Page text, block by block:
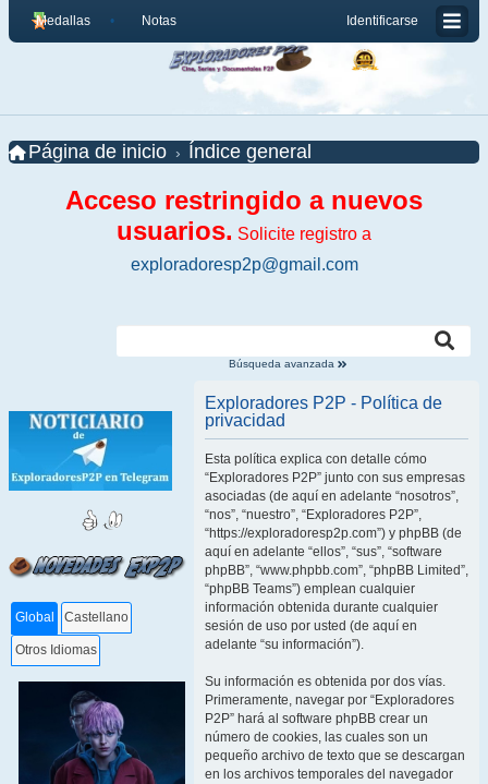
Identificarse
Medallas Notas
Página de inicio Índice general
Acceso restringido a nuevos
usuarios. Solicite registro a
exploradoresp2p@gmail.com
Búsqueda avanzada
Global Castellano
Otros Idiomas
Exploradores P2P - Política de
privacidad
Esta política explica con detalle cómo
“Exploradores P2P” junto con sus empresas
asociadas (de aquí en adelante “nosotros”,
“nos”, “nuestro”, “Exploradores P2P”,
“https://exploradoresp2p.com”) y phpBB (de
aquí en adelante “ellos”, “sus”, “software
phpBB”, “www.phpbb.com”, “phpBB Limited”,
“phpBB Teams”) emplean cualquier
información obtenida durante cualquier
sesión de uso por usted (de aquí en
adelante “su información”).
Su información es obtenida por dos vías.
Primeramente, navegar por “Exploradores
P2P” hará al software phpBB crear un
número de cookies, las cuales son un
pequeño archivo de texto que se descargan
en los archivos temporales del navegador